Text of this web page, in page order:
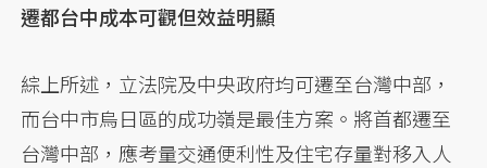
遷都台中成本可觀但效益明顯
綜上所述，立法院及中央政府均可遷至台灣中部，
而台中市烏日區的成功嶺是最佳方案。將首都遷至
台灣中部，應考量交通便利性及住宅存量對移入人